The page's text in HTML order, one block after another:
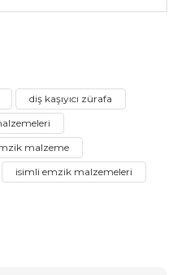
Yaz
diş kaşıyıcı zürafa
malzeme
isimli emzik malzemeleri